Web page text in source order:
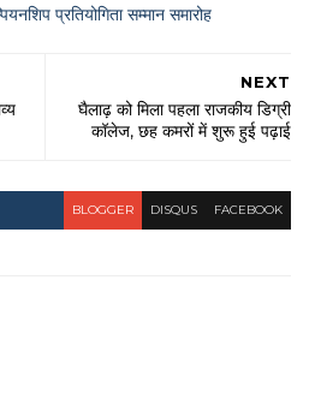
प्रतियोगिता सम्मान समारोह
NEXT
घैलाढ़ को मिला पहला राजकीय डिग्री
कॉलेज, छह कमरों में शुरू हुई पढ़ाई
BLOGGER DISQUS FACEBOOK